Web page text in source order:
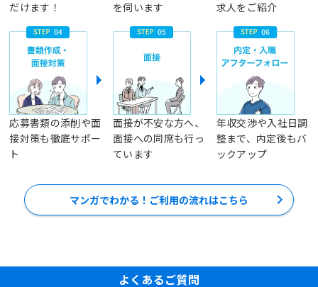
だけます！ を伺います 求人をご紹介
応募書類の添削や面
接対策も徹底サポー
ト
面接が不安な方へ、
面接への同席も行っ
ています
年収交渉や入社日調
整まで、内定後もバ
ックアップ
マンガでわかる！ご利用の流れはこちら
よくあるご質問